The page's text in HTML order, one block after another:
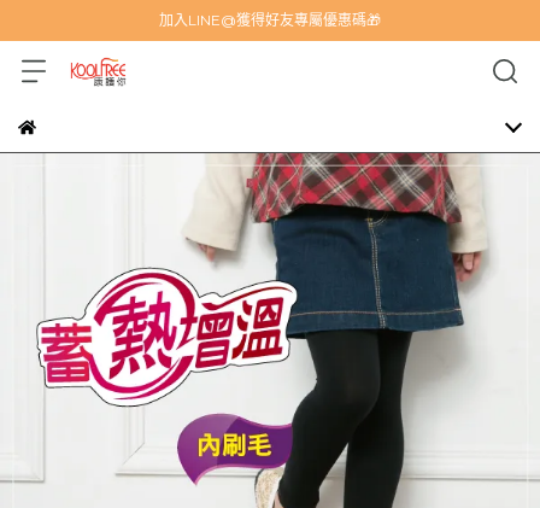
加入LINE@獲得好友專屬優惠碼🎁